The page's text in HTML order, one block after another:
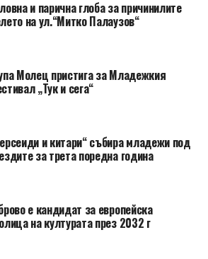
и парична глоба за причинилите
на ул.“Митко Палаузов“
Молец пристига за Младежкия
„Тук и сега“
и китари“ събира младежи под
за трета поредна година
е кандидат за европейска
на културата през 2032 г